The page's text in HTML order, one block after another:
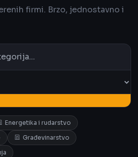
firmi. Brzo, jednostavno i
Energetika i rudarstvo
Građevinarstvo